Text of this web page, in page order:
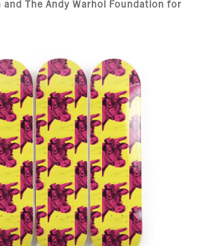
and The Andy Warhol Foundation for